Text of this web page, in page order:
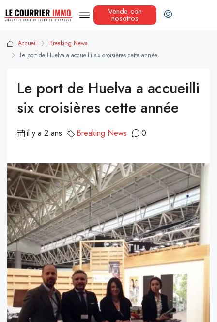
Vende con
nosotros
Accueil
Breaking News
Le port de Huelva a accueilli six croisières cette année
Le port de Huelva a accueilli
six croisières cette année
il y a 2 ans Breaking News 0